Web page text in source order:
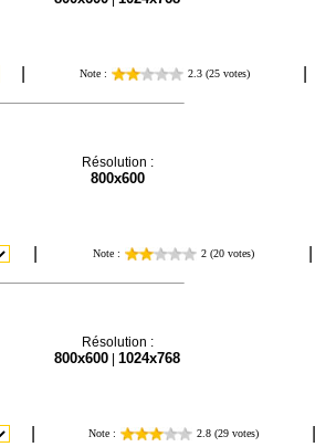
Résolution :
800x600
Résolution :
800x600 1024x768